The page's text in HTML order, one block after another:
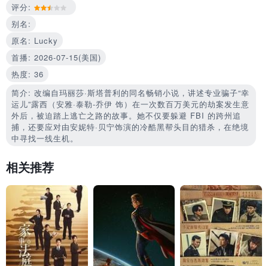
评分:
别名:
原名: Lucky
首播: 2026-07-15(美国)
热度: 36
简介: 改编自玛丽莎·斯塔普利的同名畅销小说，讲述专业骗子“幸
运儿”露西（安雅·泰勒-乔伊 饰）在一次数百万美元的劫案发生意
外后，被迫踏上逃亡之路的故事。她不仅要躲避 FBI 的跨州追
捕，还要应对由安妮特·贝宁饰演的冷酷黑帮头目的猎杀，在绝境
中寻找一线生机。
相关推荐